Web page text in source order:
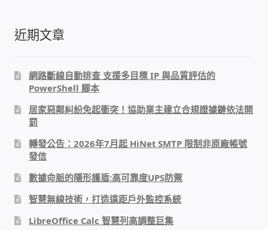
監視器 信和 TBC 固定IP
監視器RS485開門開鐵門開燈開保全
監控健檢‧舊換新專案
監視器異地備份備援
近期文章
網路斷線自動排查 支援多目標 IP 與品質評估的
PowerShell 腳本
居家惡鄰糾紛免起衝突！協助業主建立合規證據鏈依法開
罰
轉發公告：2026年7月起 HiNet SMTP 限制非原廠帳號
發信
數據命脈的隱形護盾:高可靠度UPS防禦
智慧無線技術，打造遠距戶外監控系統
LibreOffice Calc 智慧列高調整巨集